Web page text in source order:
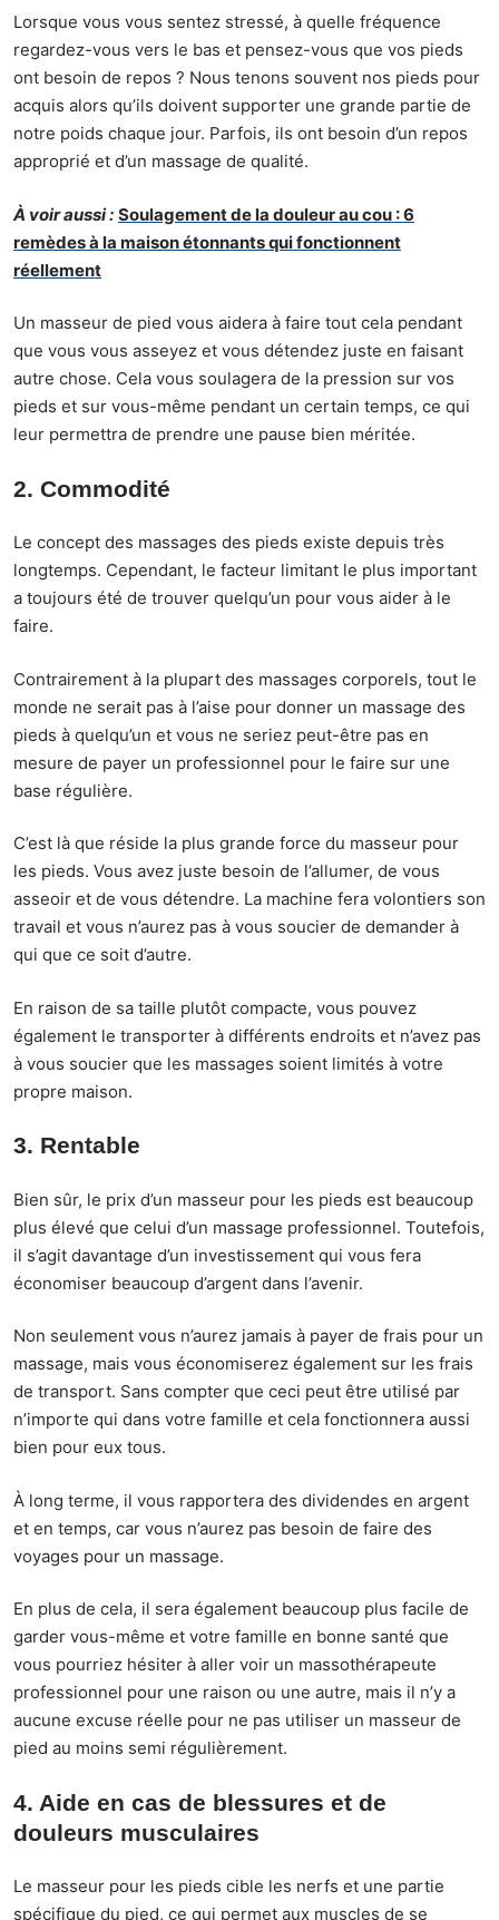
Lorsque vous vous sentez stressé, à quelle fréquence
regardez-vous vers le bas et pensez-vous que vos pieds
ont besoin de repos ? Nous tenons souvent nos pieds pour
acquis alors qu’ils doivent supporter une grande partie de
notre poids chaque jour. Parfois, ils ont besoin d’un repos
approprié et d’un massage de qualité.
À voir aussi : Soulagement de la douleur au cou : 6
remèdes à la maison étonnants qui fonctionnent
réellement
Un masseur de pied vous aidera à faire tout cela pendant
que vous vous asseyez et vous détendez juste en faisant
autre chose. Cela vous soulagera de la pression sur vos
pieds et sur vous-même pendant un certain temps, ce qui
leur permettra de prendre une pause bien méritée.
2. Commodité
Le concept des massages des pieds existe depuis très
longtemps. Cependant, le facteur limitant le plus important
a toujours été de trouver quelqu’un pour vous aider à le
faire.
Contrairement à la plupart des massages corporels, tout le
monde ne serait pas à l’aise pour donner un massage des
pieds à quelqu’un et vous ne seriez peut-être pas en
mesure de payer un professionnel pour le faire sur une
base régulière.
C’est là que réside la plus grande force du masseur pour
les pieds. Vous avez juste besoin de l’allumer, de vous
asseoir et de vous détendre. La machine fera volontiers son
travail et vous n’aurez pas à vous soucier de demander à
qui que ce soit d’autre.
En raison de sa taille plutôt compacte, vous pouvez
également le transporter à différents endroits et n’avez pas
à vous soucier que les massages soient limités à votre
propre maison.
3. Rentable
Bien sûr, le prix d’un masseur pour les pieds est beaucoup
plus élevé que celui d’un massage professionnel. Toutefois,
il s’agit davantage d’un investissement qui vous fera
économiser beaucoup d’argent dans l’avenir.
Non seulement vous n’aurez jamais à payer de frais pour un
massage, mais vous économiserez également sur les frais
de transport. Sans compter que ceci peut être utilisé par
n’importe qui dans votre famille et cela fonctionnera aussi
bien pour eux tous.
À long terme, il vous rapportera des dividendes en argent
et en temps, car vous n’aurez pas besoin de faire des
voyages pour un massage.
En plus de cela, il sera également beaucoup plus facile de
garder vous-même et votre famille en bonne santé que
vous pourriez hésiter à aller voir un massothérapeute
professionnel pour une raison ou une autre, mais il n’y a
aucune excuse réelle pour ne pas utiliser un masseur de
pied au moins semi régulièrement.
4. Aide en cas de blessures et de
douleurs musculaires
Le masseur pour les pieds cible les nerfs et une partie
spécifique du pied, ce qui permet aux muscles de se